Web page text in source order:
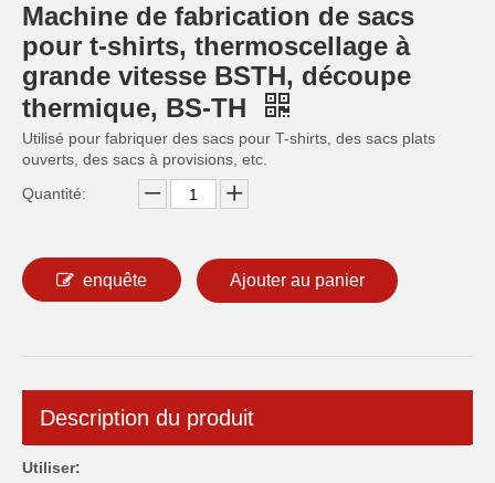
Machine de fabrication de sacs
pour t-shirts, thermoscellage à
grande vitesse BSTH, découpe
thermique, BS-TH
Utilisé pour fabriquer des sacs pour T-shirts, des sacs plats
ouverts, des sacs à provisions, etc.
Quantité:
enquête Ajouter au panier
Description du produit
Utiliser: